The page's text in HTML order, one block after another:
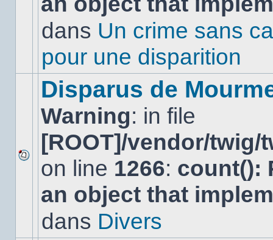
est
verrouillé,
vous
pouvez
pas
modifier
messages
poster
réponse.
dans Un crime sans
pour une disparition
Aucun
nouveau
message
non-
dans
Disparus de
Warning: in file
[ROOT]/vendor/
on line 1266: count():
an object that
dans Divers